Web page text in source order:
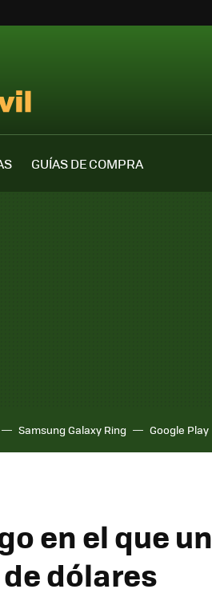
GUÍAS DE COMPRA
Samsung Galaxy Ring Google Play
en el que un
dólares